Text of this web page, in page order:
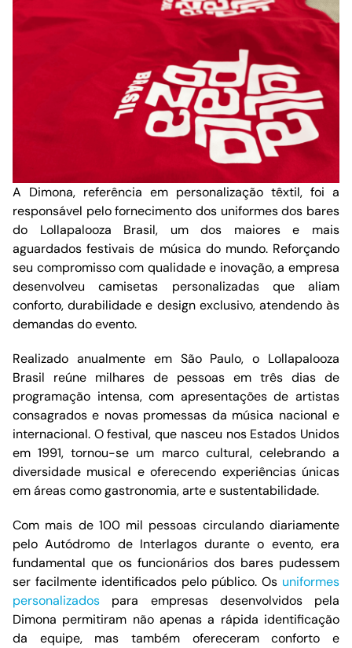
A Dimona, referência em personalização têxtil, foi a
responsável pelo fornecimento dos uniformes dos bares
do Lollapalooza Brasil, um dos maiores e mais
aguardados festivais de música do mundo. Reforçando
seu compromisso com qualidade e inovação, a empresa
desenvolveu camisetas personalizadas que aliam
conforto, durabilidade e design exclusivo, atendendo às
demandas do evento.
Realizado anualmente em São Paulo, o Lollapalooza
Brasil reúne milhares de pessoas em três dias de
programação intensa, com apresentações de artistas
consagrados e novas promessas da música nacional e
internacional. O festival, que nasceu nos Estados Unidos
em 1991, tornou-se um marco cultural, celebrando a
diversidade musical e oferecendo experiências únicas
em áreas como gastronomia, arte e sustentabilidade.
Com mais de 100 mil pessoas circulando diariamente
pelo Autódromo de Interlagos durante o evento, era
fundamental que os funcionários dos bares pudessem
ser facilmente identificados pelo público. Os uniformes
personalizados para empresas desenvolvidos pela
Dimona permitiram não apenas a rápida identificação
da equipe, mas também ofereceram conforto e